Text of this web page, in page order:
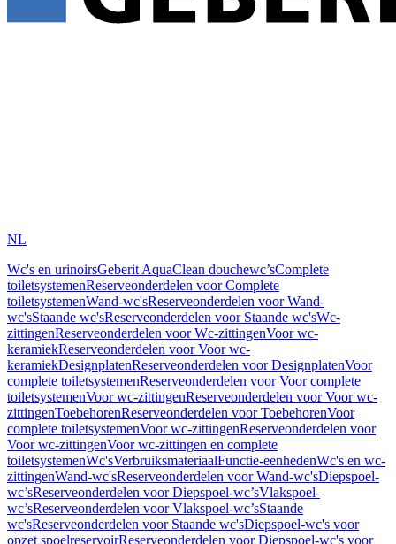
NL
Wc's en urinoirsGeberit AquaClean douchewc’sComplete
toiletsystemenReserveonderdelen voor Complete
toiletsystemenWand-wc'sReserveonderdelen voor Wand-
wc'sStaande wc'sReserveonderdelen voor Staande wc'sWc-
zittingenReserveonderdelen voor Wc-zittingenVoor wc-
keramiekReserveonderdelen voor Voor wc-
keramiekDesignplatenReserveonderdelen voor DesignplatenVoor
complete toiletsystemenReserveonderdelen voor Voor complete
toiletsystemenVoor wc-zittingenReserveonderdelen voor Voor wc-
zittingenToebehorenReserveonderdelen voor ToebehorenVoor
complete toiletsystemenVoor wc-zittingenReserveonderdelen voor
Voor wc-zittingenVoor wc-zittingen en complete
toiletsystemenWc'sVerbruiksmateriaalFunctie-eenhedenWc's en wc-
zittingenWand-wc'sReserveonderdelen voor Wand-wc'sDiepspoel-
wc’sReserveonderdelen voor Diepspoel-wc’sVlakspoel-
wc’sReserveonderdelen voor Vlakspoel-wc’sStaande
wc'sReserveonderdelen voor Staande wc'sDiepspoel-wc's voor
opzet spoelreservoirReserveonderdelen voor Diepspoel-wc's voor